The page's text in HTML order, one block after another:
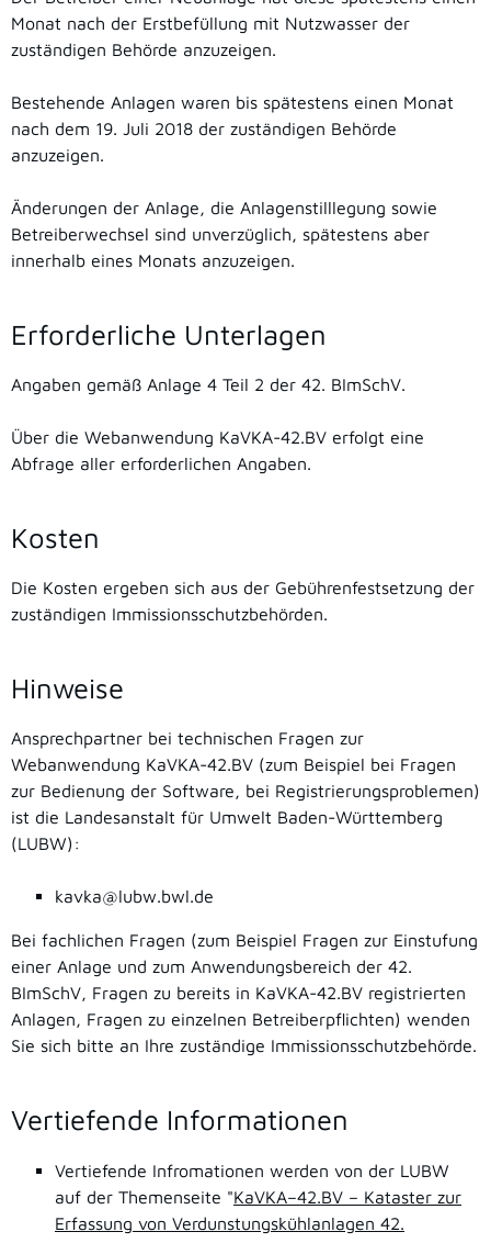
Monat nach der Erstbefüllung mit Nutzwasser der
zuständigen Behörde anzuzeigen.
Bestehende Anlagen waren bis spätestens einen Monat
nach dem 19. Juli 2018 der zuständigen Behörde
anzuzeigen.
Änderungen der Anlage, die Anlagenstilllegung sowie
Betreiberwechsel sind unverzüglich, spätestens aber
innerhalb eines Monats anzuzeigen.
Erforderliche Unterlagen
Angaben gemäß Anlage 4 Teil 2 der 42. BImSchV.
Über die Webanwendung KaVKA-42.BV erfolgt eine
Abfrage aller erforderlichen Angaben.
Kosten
Die Kosten ergeben sich aus der Gebührenfestsetzung der
zuständigen Immissionsschutzbehörden.
Hinweise
Ansprechpartner bei technischen Fragen zur
Webanwendung KaVKA-42.BV (zum Beispiel bei Fragen
zur Bedienung der Software, bei Registrierungsproblemen)
ist die Landesanstalt für Umwelt Baden-Württemberg
(LUBW):
kavka@lubw.bwl.de
Bei fachlichen Fragen (zum Beispiel Fragen zur Einstufung
einer Anlage und zum Anwendungsbereich der 42.
BImSchV, Fragen zu bereits in KaVKA-42.BV registrierten
Anlagen, Fragen zu einzelnen Betreiberpflichten) wenden
Sie sich bitte an Ihre zuständige Immissionsschutzbehörde.
Vertiefende Informationen
Vertiefende Infromationen werden von der LUBW
auf der Themenseite "KaVKA–42.BV – Kataster zur
Erfassung von Verdunstungskühlanlagen 42.